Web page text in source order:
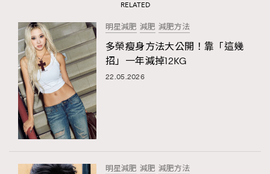
RELATED
明星減肥 減肥 減肥方法
多榮瘦身方法大公開！靠「這幾
招」一年減掉12KG
22.05.2026
明星減肥 減肥 減肥方法